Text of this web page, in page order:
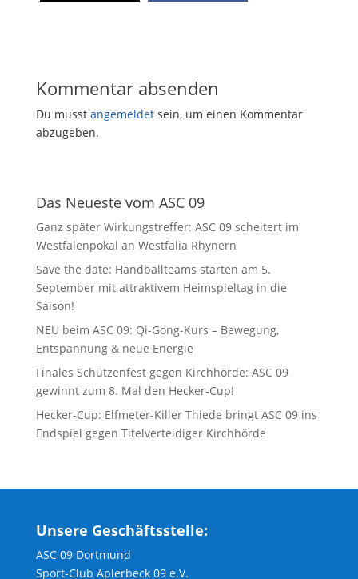
Kommentar absenden
Du musst angemeldetsein, um einen Kommentar
abzugeben.
Das Neueste vom ASC 09
Ganz später Wirkungstreffer: ASC 09 scheitert im
Westfalenpokal an Westfalia Rhynern
Save the date: Handballteams starten am 5.
September mit attraktivem Heimspieltag in die
Saison!
NEU beim ASC 09: Qi-Gong-Kurs – Bewegung,
Entspannung & neue Energie
Finales Schützenfest gegen Kirchhörde: ASC 09
gewinnt zum 8. Mal den Hecker-Cup!
Hecker-Cup: Elfmeter-Killer Thiede bringt ASC 09 ins
Endspiel gegen Titelverteidiger Kirchhörde
Unsere Geschäftsstelle:
ASC 09 Dortmund
Sport-Club Aplerbeck 09 e.V.